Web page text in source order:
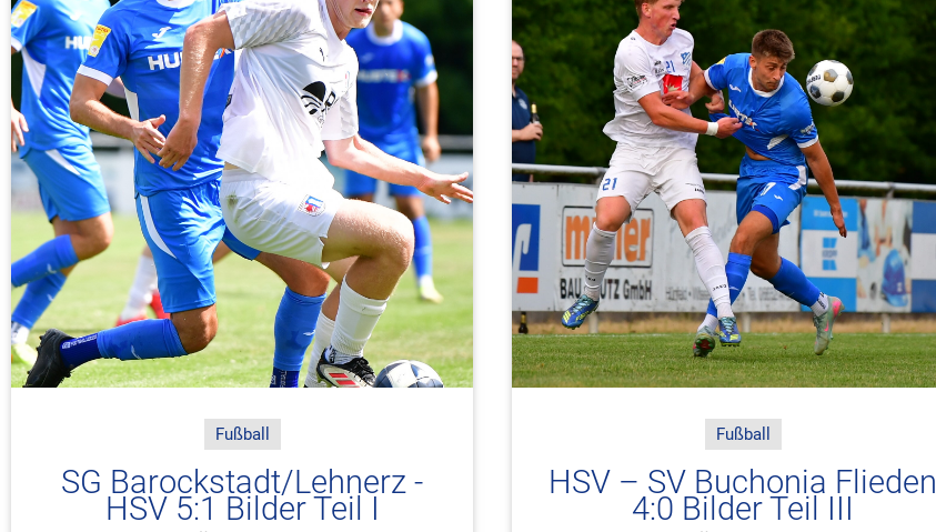
Fußball
SG Barockstadt/Lehnerz -
HSV 5:1 Bilder Teil I
Fußball
HSV – SV Buchonia Flieden
4:0 Bilder Teil III